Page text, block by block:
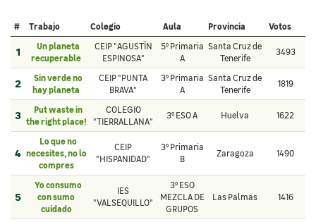
# Trabajo Colegio Aula Provincia Votos
1
Un planeta
recuperable
CEIP "AGUSTÍN
ESPINOSA"
5º Primaria
A
Santa Cruz de
Tenerife
3493
2
Sin verde no
hay planeta
CEIP "PUNTA
BRAVA"
3º Primaria
A
Santa Cruz de
Tenerife
1819
3
Put waste in
the right place!
COLEGIO
"TIERRALLANA"
3º ESO A Huelva 1622
4
Lo que no
necesites, no lo
compres
CEIP
"HISPANIDAD"
3º Primaria
B
Zaragoza 1490
5
Yo consumo
con sumo
cuidado
IES
"VALSEQUILLO"
3º ESO
MEZCLA DE
GRUPOS
Las Palmas 1416